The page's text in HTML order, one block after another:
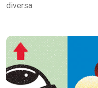
diversa.